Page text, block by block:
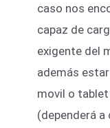
caso nos
capaz de
exigente del
además
movil o
(dependerá